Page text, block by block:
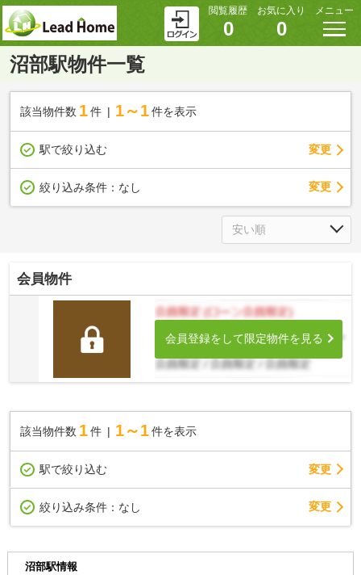
閲覧履歴
0
お気に入り
0
メニュー
沼部駅物件一覧
該当物件数 1件 1～1 件を表示
駅で絞り込む 変更
絞り込み条件： なし 変更
会員物件
会員登録をして限定物件を見る
該当物件数 1件 1～1 件を表示
駅で絞り込む 変更
絞り込み条件： なし 変更
沼部駅情報